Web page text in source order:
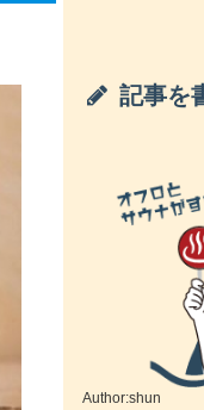
記事を
Author:shun